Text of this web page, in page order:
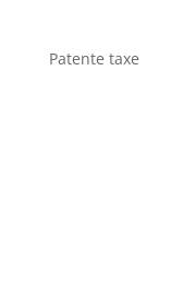
Patente taxe